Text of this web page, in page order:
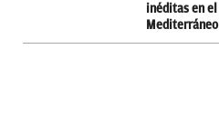
inéditas en el
Mediterráneo